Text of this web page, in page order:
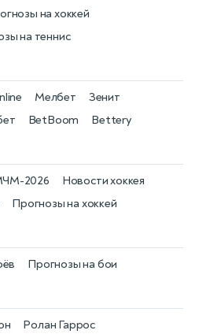
на хоккей
на теннис
BetBoom
Мелбет
Bettery
Зенит
Новости хоккея
Прогнозы на хоккей
2026
Прогнозы на бои
Ролан Гаррос